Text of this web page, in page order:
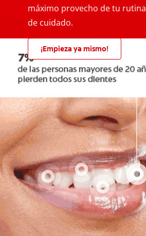
máximo provecho de tu rutina
de cuidado.
¡Empieza ya mismo!